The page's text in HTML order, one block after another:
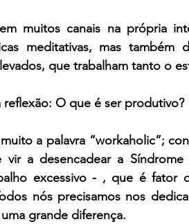
muitos canais na própria
meditativas, mas também
que trabalham tanto o
O que é ser produtivo?
a palavra “workaholic”;
a desencadear a
excessivo - , que é fator
nós precisamos nos
grande diferença.